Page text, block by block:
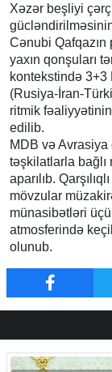
Xəzər beşliyi
Cənubi
yaxın qonşuları
kontekstində 3+3
(Rusiya-İran-
ritmik fəaliyyətinin
edilib.
MDB və
təşkilatlarla bağlı
aparılıb.
mövzular
münasibətləri
atmosferində
olunub.